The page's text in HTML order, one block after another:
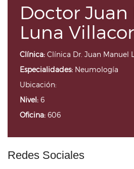
Doctor Juan
Luna
Clínica: Clínica Dr. Juan Manuel
Especialidades: Neumología
Ubicación:
Nivel: 6
Oficina: 606
Redes Sociales